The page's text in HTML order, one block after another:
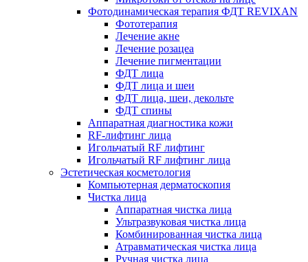
Фотодинамическая терапия ФДТ REVIXAN
Фототерапия
Лечение акне
Лечение розацеа
Лечение пигментации
ФДТ лица
ФДТ лица и шеи
ФДТ лица, шеи, декольте
ФДТ спины
Аппаратная диагностика кожи
RF-лифтинг лица
Игольчатый RF лифтинг
Игольчатый RF лифтинг лица
Эстетическая косметология
Компьютерная дерматоскопия
Чистка лица
Аппаратная чистка лица
Ультразвуковая чистка лица
Комбинированная чистка лица
Атравматическая чистка лица
Ручная чистка лица